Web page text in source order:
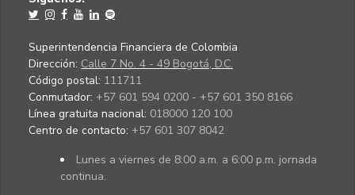
Superintendencia Financiera de Colombia
Dirección: Calle 7 No. 4 - 49 Bogotá, D.C.
Código postal: 111711
Conmutador: +57 601 594 0200 - +57 601 350 8166
Línea gratuita nacional: 018000 120 100
Centro de contacto: +57 601 307 8042
Lunes a viernes de 8:00 a.m. a 6:00 p.m. jornada
continua.